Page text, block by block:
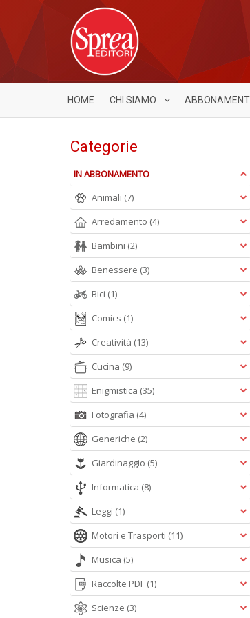
HOME CHI SIAMO ABBONAMENTI
Categorie
IN ABBONAMENTO
Animali (7)
Arredamento (4)
Bambini (2)
Benessere (3)
Bici (1)
Comics (1)
Creatività (13)
Cucina (9)
Enigmistica (35)
Fotografia (4)
Generiche (2)
Giardinaggio (5)
Informatica (8)
Leggi (1)
Motori e Trasporti (11)
Musica (5)
Raccolte PDF (1)
Scienze (3)